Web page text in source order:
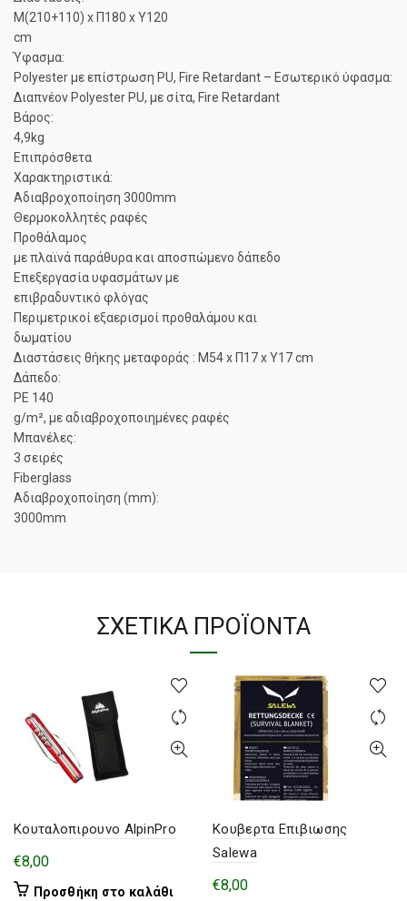
Μ(210+110) x Π180 x Υ120
cm
Ύφασμα:
Polyester με επίστρωση PU, Fire Retardant – Εσωτερικό ύφασμα:
Διαπνέον Polyester PU, με σίτα, Fire Retardant
Βάρος:
4,9kg
Επιπρόσθετα
Χαρακτηριστικά:
Αδιαβροχοποίηση 3000mm
Θερμοκολλητές ραφές
Προθάλαμος
με πλαϊνά παράθυρα και αποσπώμενο δάπεδο
Επεξεργασία υφασμάτων με
επιβραδυντικό φλόγας
Περιμετρικοί εξαερισμοί προθαλάμου και
δωματίου
Διαστάσεις θήκης μεταφοράς : Μ54 x Π17 x Υ17 cm
Δάπεδο:
PE 140
g/m², με αδιαβροχοποιημένες ραφές
Μπανέλες:
3 σειρές
Fiberglass
Αδιαβροχοποίηση (mm):
3000mm
ΣΧΕΤΙΚΆ ΠΡΟΪΌΝΤΑ
Κουταλοπιρουνο AlpinPro
€8,00
Προσθήκη στο καλάθι
Κουβερτα Επιβιωσης
Salewa
€8,00